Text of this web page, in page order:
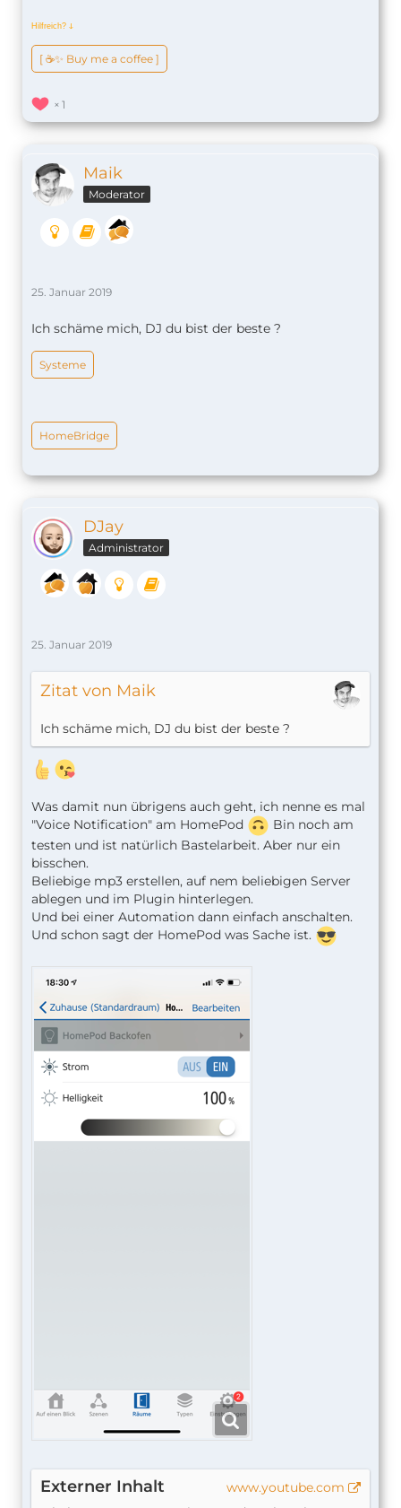
Hilfreich? ↆ
[ ☕️✨ Buy me a coffee ]
1
Maik
Moderator
25. Januar 2019
Ich schäme mich, DJ du bist der beste ?
Systeme
HomeBridge
DJay
Administrator
25. Januar 2019
Zitat von Maik
Ich schäme mich, DJ du bist der beste ?
Was damit nun übrigens auch geht, ich nenne es mal
"Voice Notification" am HomePod
Bin noch am
testen und ist natürlich Bastelarbeit. Aber nur ein
bisschen.
Beliebige mp3 erstellen, auf nem beliebigen Server
ablegen und im Plugin hinterlegen.
Und bei einer Automation dann einfach anschalten.
Und schon sagt der HomePod was Sache ist.
Externer Inhalt
www.youtube.com